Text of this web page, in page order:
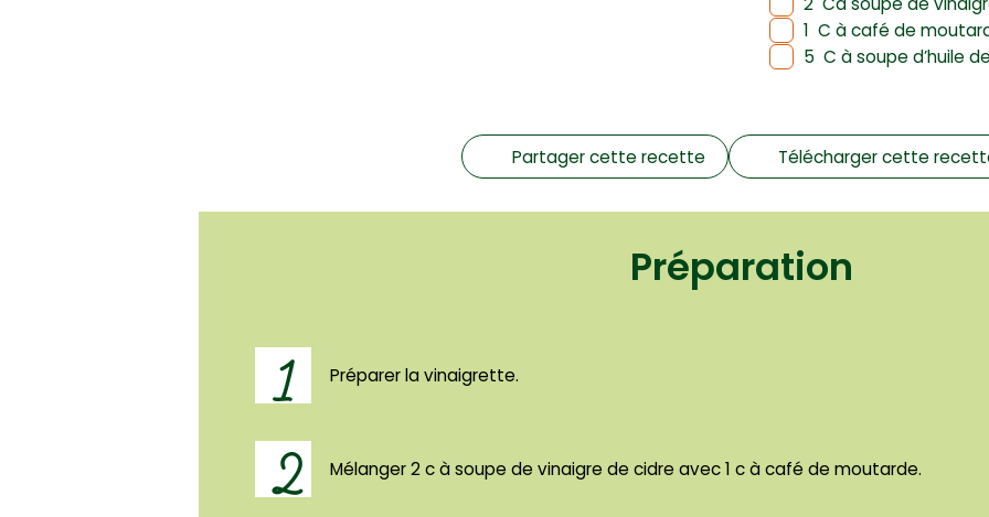
1 C à café de
5 C à soupe d’huile
Partager cette recette Télécharger cette
Préparation
1 Préparer la vinaigrette.
2 Mélanger 2 c à soupe de vinaigre de cidre avec 1 c à café de moutarde.